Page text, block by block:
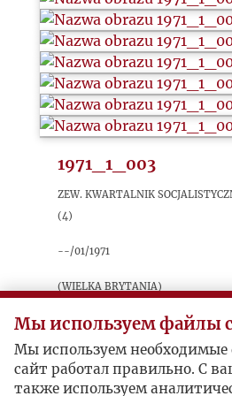
1971_1_003
Zew. Kwartalnik
(4)
--/01/1971
(Wielka Brytania)
sygnatura: 1971_1_003
Dwa artykuły. Szkic o
historycznie ujętej i artykuł
Мы используем файлы
Мы используем
сайт работал правильно. С
также используем